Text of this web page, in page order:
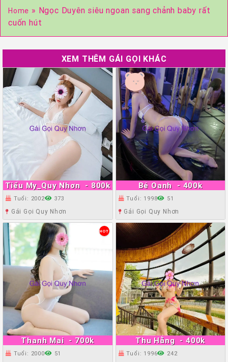
Home » Ngọc Duyên siêu ngoan sang chảnh baby rất
cuốn hút
XEM THÊM GÁI GỌI KHÁC
Tiểu My_Quy Nhơn - 800k
Tuổi: 2002 373
Gái Gọi Quy Nhơn
Bé Oanh - 400k
Tuổi: 1998 51
Gái Gọi Quy Nhơn
Thanh Mai - 700k
HOT
Tuổi: 2000 51
Thu Hằng - 400k
Tuổi: 1996 242